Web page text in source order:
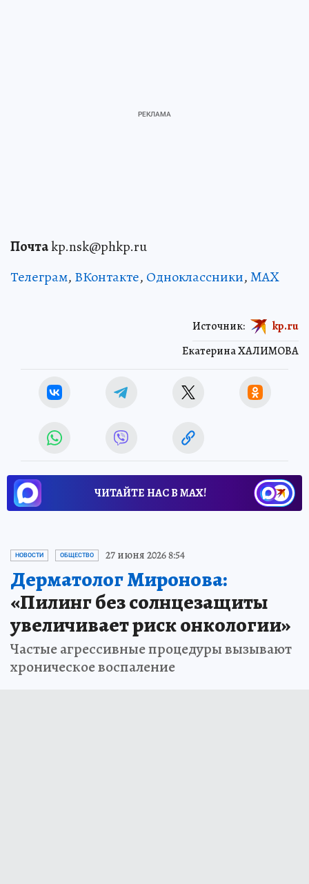
Почтаkp.nsk@phkp.ru
Телеграм, ВКонтакте, Одноклассники,MAX
Екатерина ХАЛИМОВА
Источник: kp.ru
ЧИТАЙТЕ НАС В МАХ!
НОВОСТИ ОБЩЕСТВО 27 июня 2026 8:54
Дерматолог Миронова:
«Пилинг без солнцезащиты
увеличивает риск онкологии»
Частые агрессивные процедуры вызывают
хроническое воспаление